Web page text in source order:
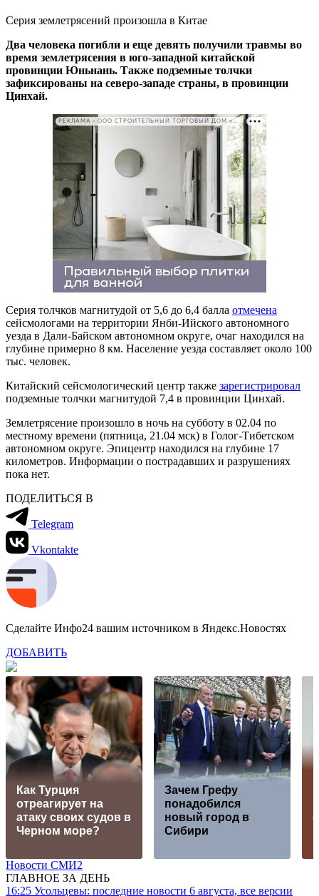
Серия землетрясений произошла в Китае
Два человека погибли и еще девять получили травмы во
время землетрясения в юго-западной китайской
провинции Юньнань. Также подземные толчки
зафиксированы на северо-западе страны, в провинции
Цинхай.
РЕКЛАМА • ООО СТРОИТЕЛЬНЫЙ ТОРГОВЫЙ ДОМ «ПЕТРОВИЧ». ИНН: 7802348846
Серия толчков магнитудой от 5,6 до 6,4 балла отмечена
сейсмологами на территории Янби-Ийского автономного
уезда в Дали-Байском автономном округе, очаг находился на
глубине примерно 8 км. Население уезда составляет около 100
тыс. человек.
Китайский сейсмологический центр также зарегистрировал
подземные толчки магнитудой 7,4 в провинции Цинхай.
Землетрясение произошло в ночь на субботу в 02.04 по
местному времени (пятница, 21.04 мск) в Голог-Тибетском
автономном округе. Эпицентр находился на глубине 17
километров. Информации о пострадавших и разрушениях
пока нет.
ПОДЕЛИТЬСЯ В
Telegram
Vkontakte
Сделайте Инфо24 вашим источником в Яндекс.Новостях
ДОБАВИТЬ
Как Турция
отреагирует на
атаку своих судов в
Черном море?
Зачем Грефу
понадобился
новый город в
Сибири
Новости СМИ2
ГЛАВНОЕ ЗА ДЕНЬ
16:25 Усольцевы: последние новости 6 августа, все версии